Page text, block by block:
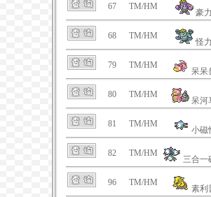
67 TM/HM
豪
68 TM/HM
怪
79 TM/HM
呆呆
80 TM/HM
呆河
81 TM/HM
小磁
82 TM/HM
三合一
96 TM/HM
素利